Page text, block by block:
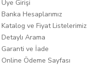
Üye Girişi
Banka Hesaplarımız
Katalog ve Fiyat Listelerimiz
Detaylı Arama
Garanti ve İade
Online Ödeme Sayfası